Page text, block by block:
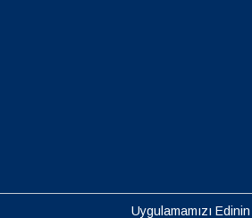
Uygulamamızı Edinin